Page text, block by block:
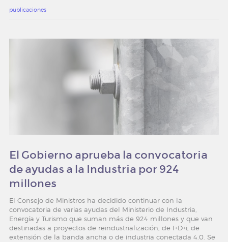
publicaciones
El Gobierno aprueba la convocatoria
de ayudas a la Industria por 924
millones
El Consejo de Ministros ha decidido continuar con la
convocatoria de varias ayudas del Ministerio de Industria,
Energía y Turismo que suman más de 924 millones y que van
destinadas a proyectos de reindustrialización, de I+D+i, de
extensión de la banda ancha o de industria conectada 4.0. Se